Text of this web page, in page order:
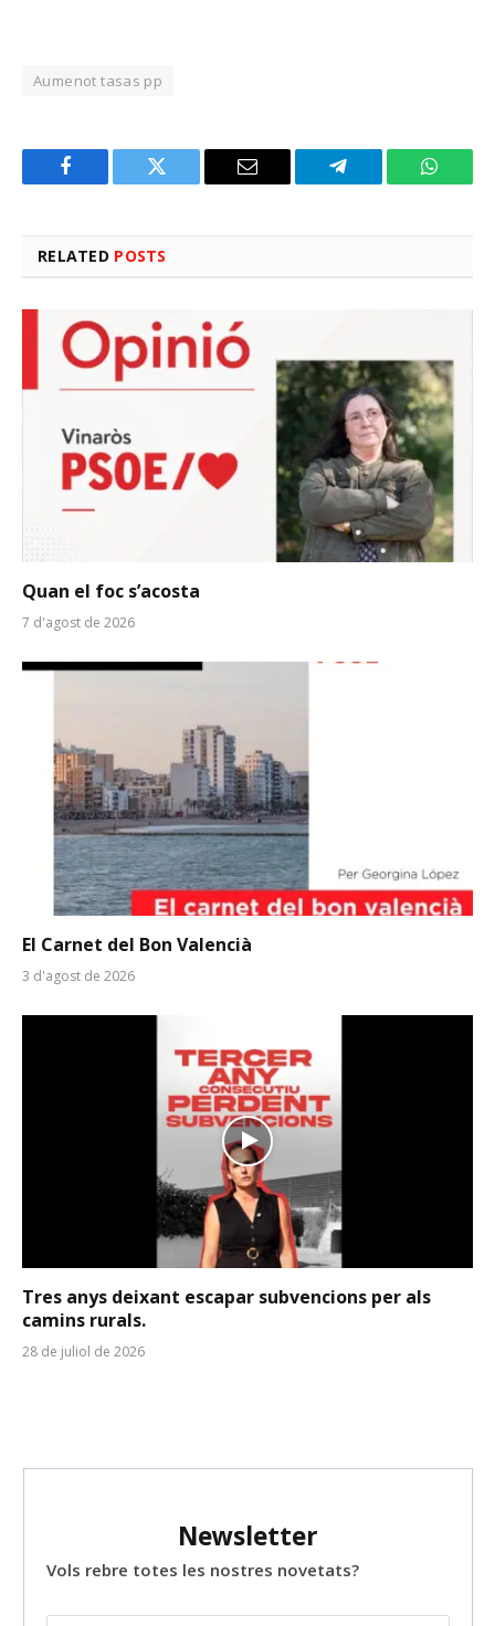
Aumenot tasas pp
Facebook Twitter Email Telegram
RELATED POSTS
Quan el foc s’acosta
7 d'agost de 2026
El Carnet del Bon Valencià
3 d'agost de 2026
Tres anys deixant escapar subvencions per als
camins rurals.
28 de juliol de 2026
Newsletter
Vols rebre totes les nostres novetats?